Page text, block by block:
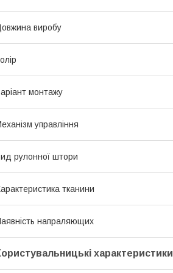
виробу
монтажу
управління
рулонної штори
тканини
напраляющих
характеристики